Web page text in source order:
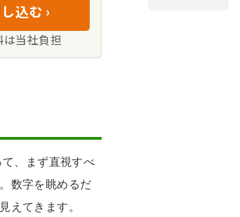
込む ›
当社負担
、まず直視すべ
数字を眺めるだ
えてきます。